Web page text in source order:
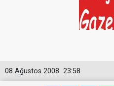
23:58
08 Ağustos 2008